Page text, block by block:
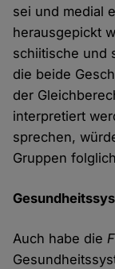
sei und medial
herausgepickt
schiitische und
die beide
der
interpretiert
sprechen,
Gruppen
Auch habe die